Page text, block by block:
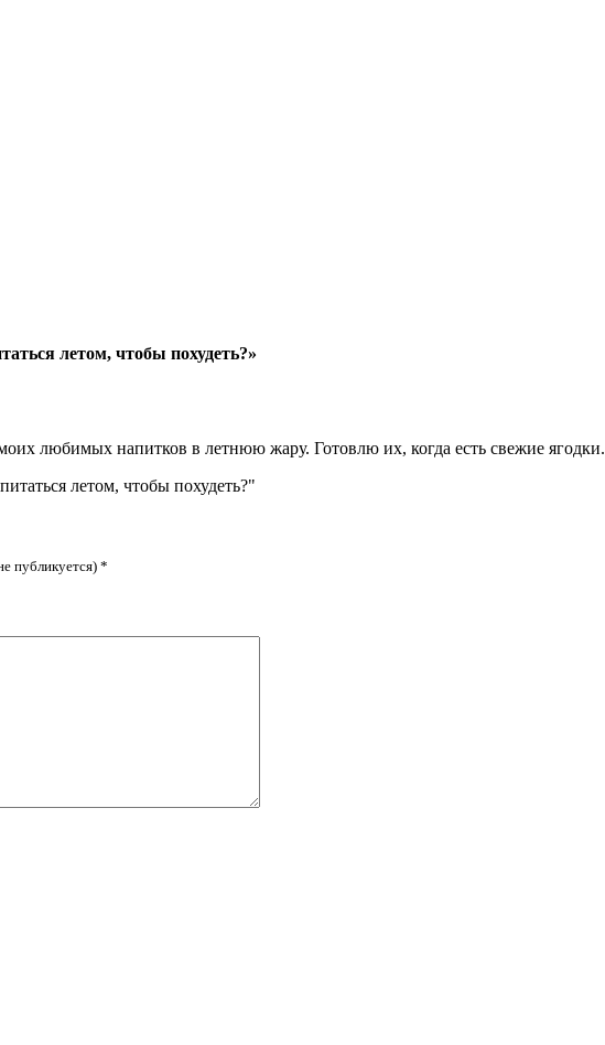
летом, чтобы похудеть?»
любимых напитков в летнюю жару. Готовлю их, когда есть свежие ягодки.
летом, чтобы похудеть?"
публикуется) *